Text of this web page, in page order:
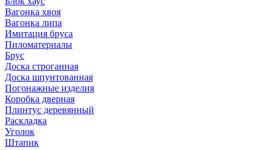
Вагонка хвоя
Вагонка липа
Имитация бруса
Пиломатериалы
Брус
Доска строганная
Доска шпунтованная
Погонажные изделия
Коробка дверная
Плинтус деревянный
Раскладка
Уголок
Штапик